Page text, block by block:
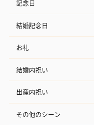
記念日
結婚記念日
お礼
結婚内祝い
出産内祝い
その他のシーン